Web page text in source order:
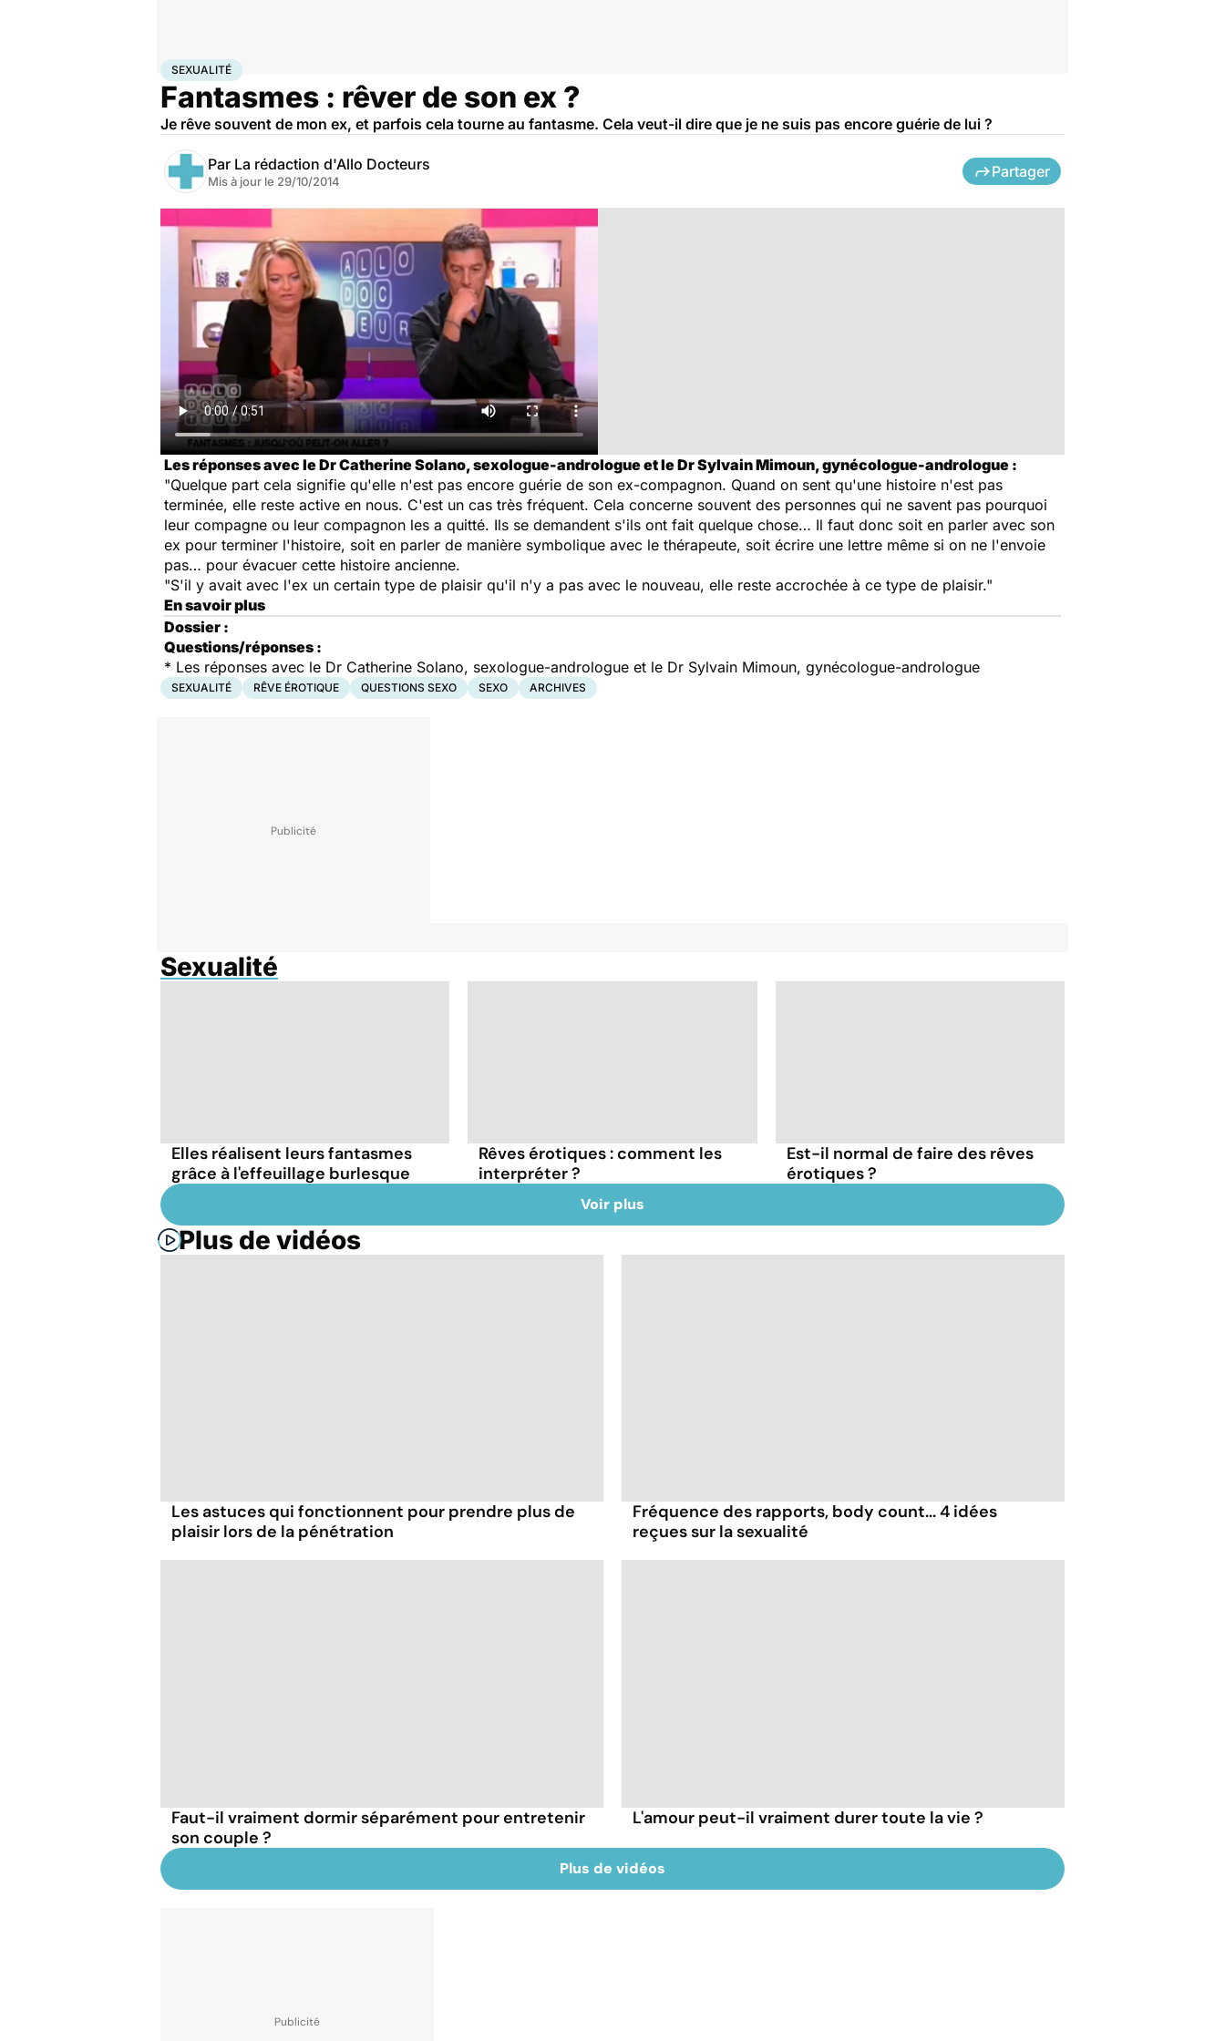
AccueilBien-être
SEXUALITÉ
Fantasmes : rêver de son ex ?
Je rêve souvent de mon ex, et parfois cela tourne au fantasme. Cela veut-il dire que je ne suis pas encore guérie de lui ?
Par La rédaction d'Allo Docteurs
Mis à jour le 29/10/2014
Partager
Les réponses avec le Dr Catherine Solano, sexologue-andrologue et le Dr Sylvain Mimoun, gynécologue-andrologue :
"Quelque part cela signifie qu'elle n'est pas encore guérie de son ex-compagnon. Quand on sent qu'une histoire n'est pas
terminée, elle reste active en nous. C'est un cas très fréquent. Cela concerne souvent des personnes qui ne savent pas pourquoi
leur compagne ou leur compagnon les a quitté. Ils se demandent s'ils ont fait quelque chose… Il faut donc soit en parler avec son
ex pour terminer l'histoire, soit en parler de manière symbolique avec le thérapeute, soit écrire une lettre même si on ne l'envoie
pas… pour évacuer cette histoire ancienne.
"S'il y avait avec l'ex un certain type de plaisir qu'il n'y a pas avec le nouveau, elle reste accrochée à ce type de plaisir."
En savoir plus
Dossier :
Questions/réponses :
* Les réponses avec le Dr Catherine Solano, sexologue-andrologue et le Dr Sylvain Mimoun, gynécologue-andrologue
SEXUALITÉ RÊVE ÉROTIQUE QUESTIONS SEXO SEXO ARCHIVES
Sexualité
Elles réalisent leurs fantasmes
grâce à l'effeuillage burlesque
Rêves érotiques : comment les
interpréter ?
Est-il normal de faire des rêves
érotiques ?
Voir plus
Plus de vidéos
Les astuces qui fonctionnent pour prendre plus de
plaisir lors de la pénétration
Fréquence des rapports, body count... 4 idées
reçues sur la sexualité
Faut-il vraiment dormir séparément pour entretenir
son couple ?
L'amour peut-il vraiment durer toute la vie ?
Plus de vidéos